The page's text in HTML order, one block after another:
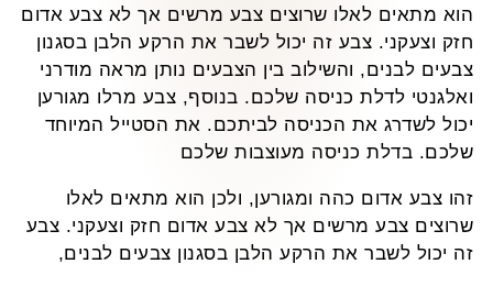
הוא מתאים לאלו שרוצים צבע מרשים אך לא צבע אדום
חזק וצעקני. צבע זה יכול לשבר את הרקע הלבן בסגנון
צבעים לבנים, והשילוב בין הצבעים נותן מראה מודרני
ואלגנטי לדלת כניסה שלכם. בנוסף, צבע מרלו מגורען
יכול לשדרג את הכניסה לביתכם. את הסטייל המיוחד
שלכם. בדלת כניסה מעוצבות שלכם
זהו צבע אדום כהה ומגורען, ולכן הוא מתאים לאלו
שרוצים צבע מרשים אך לא צבע אדום חזק וצעקני. צבע
זה יכול לשבר את הרקע הלבן בסגנון צבעים לבנים,